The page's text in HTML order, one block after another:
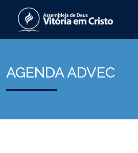
AGENDA ADVEC